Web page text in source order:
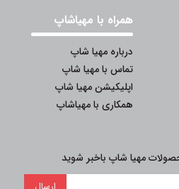
همراه با مهیاشاپ
درباره مهیا شاپ
تماس با مهیا شاپ
اپلیکیشن مهیا شاپ
همکاری با مهیاشاپ
مهیا شاپ باخبر شوید